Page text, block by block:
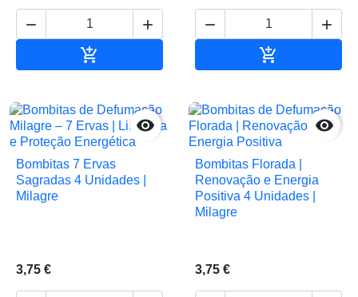
 

 


Bombitas 7 Ervas
Sagradas 4 Unidades |
Milagre
3,75 €

Bombitas Florada |
Renovação e Energia
Positiva 4 Unidades |
Milagre
3,75 €